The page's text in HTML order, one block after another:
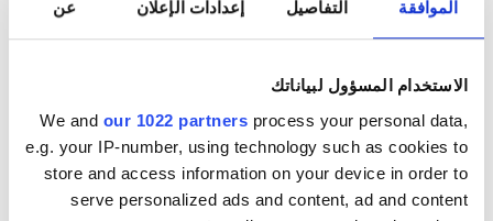
الموافقة التفاصيل إعدادات الإعلان عن
الاستخدام المسؤول لبياناتك
We and our 1022 partners process your personal data,
e.g. your IP-number, using technology such as cookies to
store and access information on your device in order to
serve personalized ads and content, ad and content
المرافق
شبكة واي فاي مجانيّة
شاشات تلفزيون
انتقالات مجانية
المرطبات شبكة واي فاي مجانيّة
لكل علاج
غسيل الدم ٣٠٠ €
غسيل وترشيح الدم ٣٥٠ €